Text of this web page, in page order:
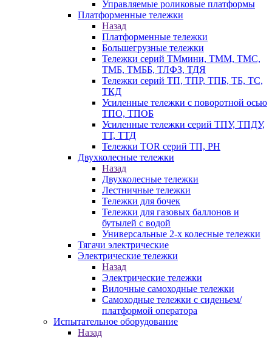
Управляемые роликовые платформы
Платформенные тележки
Назад
Платформенные тележки
Большегрузные тележки
Тележки серий ТМмини, ТММ, ТМС,
ТМБ, ТМББ, ТЛФЗ, ТДЯ
Тележки серий ТП, ТПР, ТПБ, ТБ, ТС,
ТКД
Усиленные тележки с поворотной осью
ТПО, ТПОБ
Усиленные тележки серий ТПУ, ТПДУ,
ТТ, ТТД
Тележки TOR серий ТП, PH
Двухколесные тележки
Назад
Двухколесные тележки
Лестничные тележки
Тележки для бочек
Тележки для газовых баллонов и
бутылей с водой
Универсальные 2-х колесные тележки
Тягачи электрические
Электрические тележки
Назад
Электрические тележки
Вилочные самоходные тележки
Самоходные тележки с сиденьем/
платформой оператора
Испытательное оборудование
Назад